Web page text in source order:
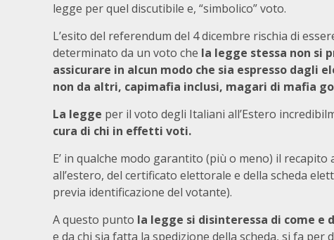
legge per quel discutibile e, “simbolico” voto.
L’esito del referendum del 4 dicembre rischia di
determinato da un voto che la legge stessa non si
assicurare in alcun modo che sia espresso dagli
non da altri, capimafia inclusi, magari di mafia
La legge per il voto degli Italiani all’Estero
cura di chi in effetti voti.
E’ in qualche modo garantito (più o meno) il
all’estero, del certificato elettorale e della scheda
previa identificazione del votante).
A questo punto la legge si disinteressa di come e
e da chi sia fatta la spedizione della scheda, si fa per